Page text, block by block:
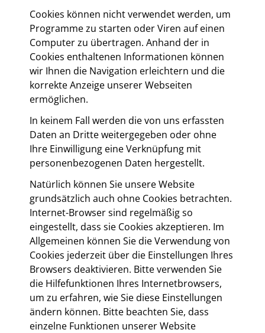
Cookies können nicht verwendet werden, um
Programme zu starten oder Viren auf einen
Computer zu übertragen. Anhand der in
Cookies enthaltenen Informationen können
wir Ihnen die Navigation erleichtern und die
korrekte Anzeige unserer Webseiten
ermöglichen.
In keinem Fall werden die von uns erfassten
Daten an Dritte weitergegeben oder ohne
Ihre Einwilligung eine Verknüpfung mit
personenbezogenen Daten hergestellt.
Natürlich können Sie unsere Website
grundsätzlich auch ohne Cookies betrachten.
Internet-Browser sind regelmäßig so
eingestellt, dass sie Cookies akzeptieren. Im
Allgemeinen können Sie die Verwendung von
Cookies jederzeit über die Einstellungen Ihres
Browsers deaktivieren. Bitte verwenden Sie
die Hilfefunktionen Ihres Internetbrowsers,
um zu erfahren, wie Sie diese Einstellungen
ändern können. Bitte beachten Sie, dass
einzelne Funktionen unserer Website